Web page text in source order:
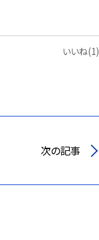
いいね(1)
次の記事